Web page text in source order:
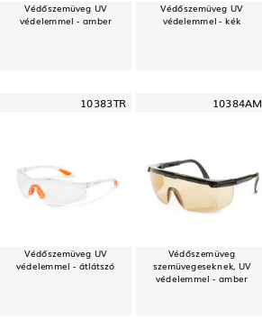
Védőszemüveg UV
védelemmel - amber
Védőszemüveg UV
védelemmel - kék
10383TR
Védőszemüveg UV
védelemmel - átlátszó
10384AM
Védőszemüveg
szemüvegeseknek, UV
védelemmel - amber